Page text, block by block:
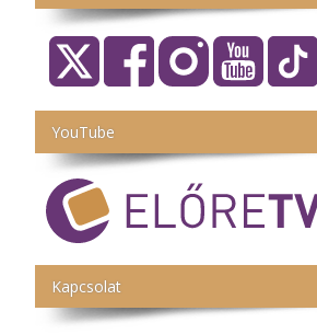
YouTube
Kapcsolat